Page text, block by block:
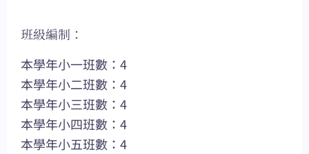
班級編制：
本學年小一班數：4
本學年小二班數：4
本學年小三班數：4
本學年小四班數：4
本學年小五班數：4